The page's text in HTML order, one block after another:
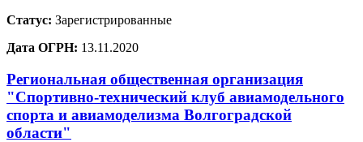
Статус: Зарегистрированные
Дата ОГРН: 13.11.2020
Региональная общественная организация
"Спортивно-технический клуб авиамодельного
спорта и авиамоделизма Волгоградской
области"